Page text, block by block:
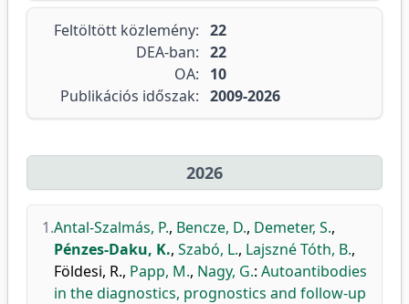
Feltöltött közlemény: 22
DEA-ban: 22
OA:
10
Publikációs időszak: 2009-2026
2026
1.Antal-Szalmás, P., Bencze, D., Demeter, S.,
Pénzes-Daku, K., Szabó, L., Lajszné Tóth, B.,
Földesi, R., Papp, M., Nagy, G.: Autoantibodies
in the diagnostics, prognostics and follow-up